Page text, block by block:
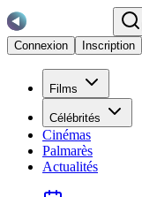
Connexion
Inscription
Films
Célébrités
Cinémas
Palmarès
Actualités